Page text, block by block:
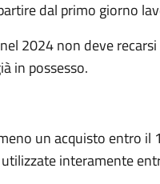
dal primo giorno
2024 non deve
in possesso.
un acquisto entro il
interamente